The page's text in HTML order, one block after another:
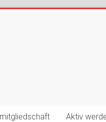
Aktiv